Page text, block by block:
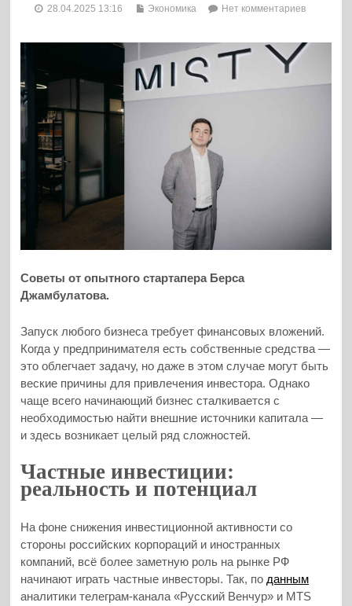
28.04.2025 13:16 Экономика Нет комментариев
Советы от опытного стартапера Берса
Джамбулатова.
Запуск любого бизнеса требует финансовых вложений.
Когда у предпринимателя есть собственные средства —
это облегчает задачу, но даже в этом случае могут быть
веские причины для привлечения инвестора. Однако
чаще всего начинающий бизнес сталкивается с
необходимостью найти внешние источники капитала —
и здесь возникает целый ряд сложностей.
Частные инвестиции:
реальность и потенциал
На фоне снижения инвестиционной активности со
стороны российских корпораций и иностранных
компаний, всё более заметную роль на рынке РФ
начинают играть частные инвесторы. Так, поданным
аналитики телеграм-канала «Русский Венчур» и MTS